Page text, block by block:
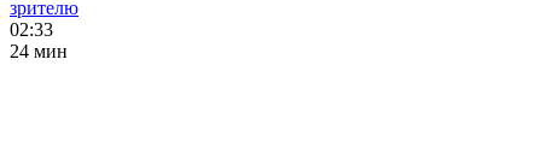
зрителю
02:33
24 мин